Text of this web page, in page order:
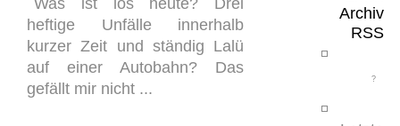
Archiv
RSS
Was ist los heute? Drei
heftige Unfälle innerhalb
kurzer Zeit und ständig Lalü
auf einer Autobahn? Das
gefällt mir nicht ...